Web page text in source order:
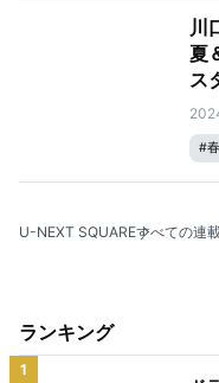
川
夏
ス
#
U-NEXT SQUAREすべての連
ランキング
1